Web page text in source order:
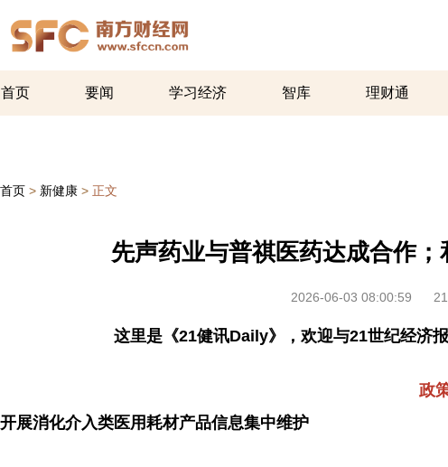
首页 要闻 学习经济 智库 理财通
首页 > 新健康 > 正文
先声药业与普祺医药达成合作
2026-06-03 08:00:59
这里是《21健讯Daily》，欢迎与21世纪经济
政
开展消化介入类医用耗材产品信息集中维护